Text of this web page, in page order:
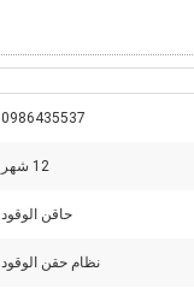
0986435537
12 شهر
حاقن الوقود
نظام حقن الوقود